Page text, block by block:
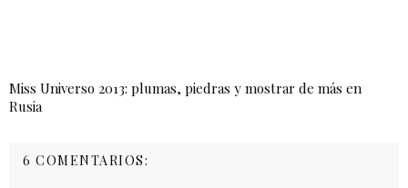
Miss Universo 2013: plumas, piedras y mostrar de más en
Rusia
6 COMENTARIOS: